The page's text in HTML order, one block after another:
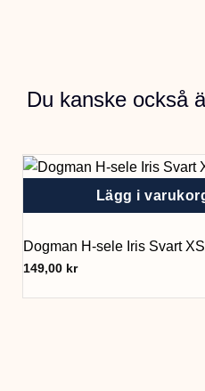
Du kanske också
Lägg i
Dogman H-sele Iris Svart
149,00 kr